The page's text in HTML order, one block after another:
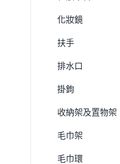
化妝鏡
扶手
排水口
掛鉤
收納架及置物架
毛巾架
毛巾環